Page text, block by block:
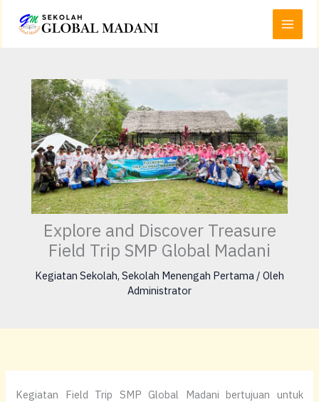
Main
Menu
Explore and Discover Treasure
Field Trip SMP Global Madani
Kegiatan Sekolah, Sekolah Menengah Pertama / Oleh
Administrator
Kegiatan Field Trip SMP Global Madani bertujuan untuk